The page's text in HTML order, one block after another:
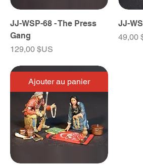
JJ-WSP-68 - The Press
Gang
Prix
129,00 $US
JJ-
Prix
49,00
Ajouter au panier